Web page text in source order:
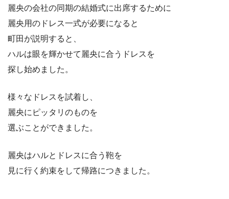
麗央の会社の同期の結婚式に出席するために
麗央用のドレス一式が必要になると
町田が説明すると、
ハルは眼を輝かせて麗央に合うドレスを
探し始めました。
様々なドレスを試着し、
麗央にピッタリのものを
選ぶことができました。
麗央はハルとドレスに合う鞄を
見に行く約束をして帰路につきました。